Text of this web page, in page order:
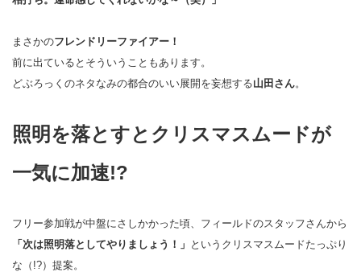
まさかのフレンドリーファイアー！
前に出ているとそういうこともあります。
どぶろっくのネタなみの都合のいい展開を妄想する山田さん。
照明を落とすとクリスマスムードが
一気に加速!?
フリー参加戦が中盤にさしかかった頃、フィールドのスタッフさんから
「次は照明落としてやりましょう！」 というクリスマスムードたっぷり
な（!?）提案。